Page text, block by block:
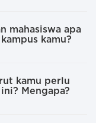
mahasiswa apa
kamu?
kamu perlu
Mengapa?